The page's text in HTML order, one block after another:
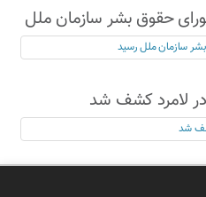
حقوق بشر سازمان ملل